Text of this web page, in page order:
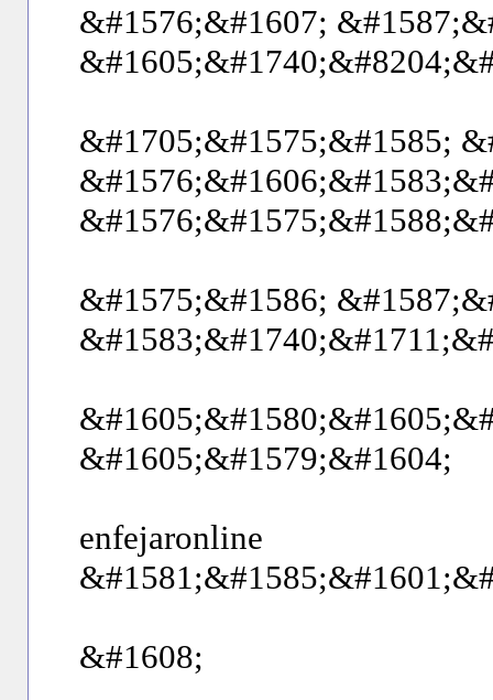
&#1576;&#1607;
&#1705;&#1575;&#1585;
&#1575;&#1586;
&#1605;&#1579;&#1604;
enfejaronline
&#1608;